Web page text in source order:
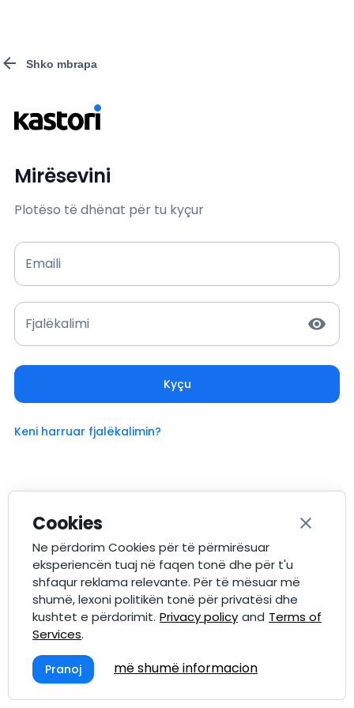
Cookies
Ne përdorim Cookies për të përmirësuar
eksperiencën tuaj në faqen tonë dhe për t'u
shfaqur reklama relevante. Për të mësuar më
shumë, lexoni politikën tonë për privatësi dhe
kushtet e përdorimit. Privacy policy and Terms of
Services.
Pranoj më shumë informacion
Shko mbrapa
Mirësevini
Plotëso të dhënat për tu kyçur
Emaili
Fjalëkalimi
Kyçu
Keni harruar fjalëkalimin?